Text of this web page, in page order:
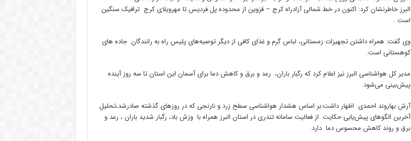
البرز خاطرنشان کرد: اکنون در خط شمالی آزادراه کرج – قزوین از محدوده پل فردیس تا مهرویلای کرج ترافیک سنگین
است .
وی گفت: همراه داشتن تجهیزات زمستانی، لباس گرم و غذای کافی از دیگر توصیه‌های پلیس راه به رانندگان جاده های
کوهستانی است.
مدیر کل هواشناسی البرز نیز اعلام کرد که رگبار باران، رعد و برق و کاهش دما برای آسمان این استان تا سه روز آینده
پیش‌بینی می‌شود.
آرش بهاروند احمدی اظهار داشت:بر اساس هشدار هواشناسی سطح زرد و نارنجی که در روزهای گذشته صادرشد،‌تحلیل
آخرین الگوهای پیش‌یابی حکایت از فعالیت سامانه تندری در استان البرز همراه با وزش باد، رگبار شدید باران ، رعد و
برق و روند کاهش محسوس دما دارد.